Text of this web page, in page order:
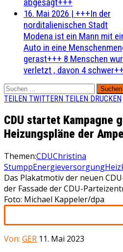
16. Mai 2026 | +++In der
norditalienischen Stadt
Modena ist ein Mann mit
Auto in eine
gerast+++ 8 Menschen
verletzt , davon 4
Suchen
nach:
TEILEN TWITTERN TEILEN DRUCKEN
CDU startet Kampagne
Heizungspläne der
Themen:CDUChristina
StumppEnergieversorgung
Das Plakatmotiv der neuen
der Fassade der CDU-
Foto: Michael Kappeler/dpa
Von: GER 11. Mai 2023